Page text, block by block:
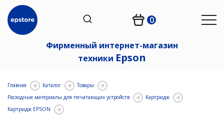
0
Фирменный интернет-магазин
техники Epson
Главная Каталог
Товары
Расходные материалы для печатающих устройств
Картридж
Картридж EPSON